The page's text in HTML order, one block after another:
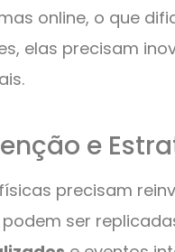
online, o que
elas precisam
e
precisam
ser